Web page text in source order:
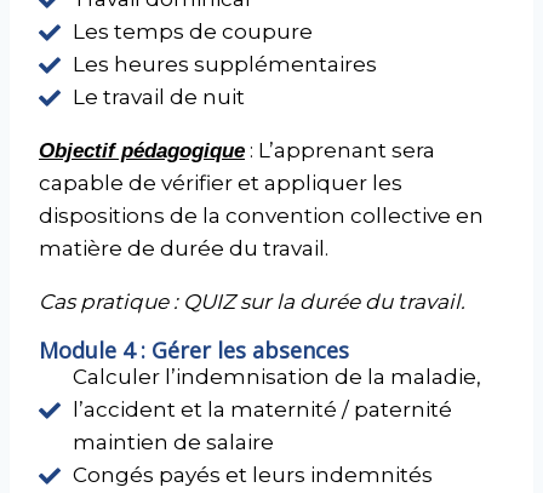
Les temps de coupure
Les heures supplémentaires
Le travail de nuit
Objectif pédagogique : L’apprenant sera
capable de vérifier et appliquer les
dispositions de la convention collective en
matière de durée du travail.
Cas pratique : QUIZ sur la durée du travail.
Module 4 : Gérer les absences
Calculer l’indemnisation de la maladie,
l’accident et la maternité / paternité
maintien de salaire
Congés payés et leurs indemnités